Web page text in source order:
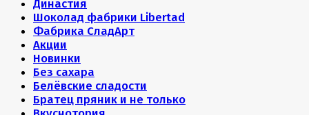
Династия
Шоколад фабрики Libertad
Фабрика СладАрт
Акции
Новинки
Без сахара
Белёвские сладости
Братец пряник и не только